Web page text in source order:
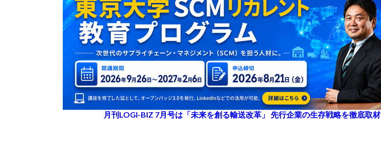
月刊LOGI-BIZ 7月号は「未来を創る輸送改革」 先行企業の生存戦略を徹底取材